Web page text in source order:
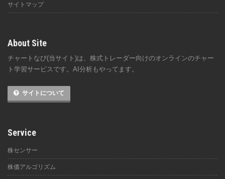
サイトマップ
About Site
チャートなび(当サイト)は、株式トレーダー向けのオンラインのチャー
ト学習サービスです。AI分析もやってます。
サイトについて
Service
株センサー
株価アルゴリズム